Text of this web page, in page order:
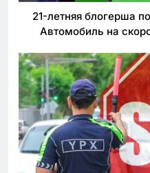
21-летняя блогерша
Автомобиль на